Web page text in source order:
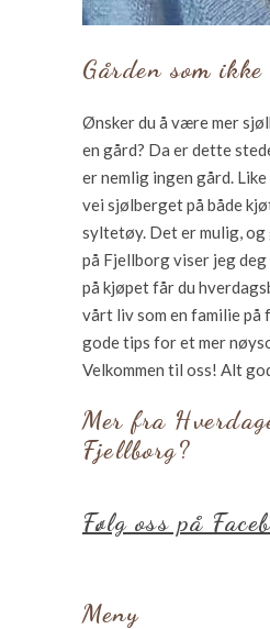
Gården som
Ønsker du å være mer
en gård? Da er dette
er nemlig ingen gård.
vei sjølberget på både
syltetøy. Det er mulig, og
på Fjellborg viser jeg deg
på kjøpet får du
vårt liv som en familie på
gode tips for et mer
Velkommen til oss! Alt
Mer fra
Fjellborg?
Følg oss på
Meny